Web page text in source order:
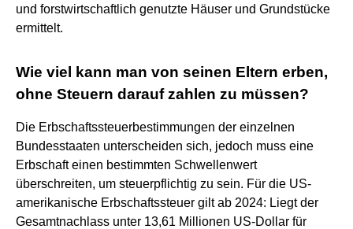
und forstwirtschaftlich genutzte Häuser und Grundstücke
ermittelt.
Wie viel kann man von seinen Eltern erben,
ohne Steuern darauf zahlen zu müssen?
Die Erbschaftssteuerbestimmungen der einzelnen
Bundesstaaten unterscheiden sich, jedoch muss eine
Erbschaft einen bestimmten Schwellenwert
überschreiten, um steuerpflichtig zu sein. Für die US-
amerikanische Erbschaftssteuer gilt ab 2024: Liegt der
Gesamtnachlass unter 13,61 Millionen US-Dollar für